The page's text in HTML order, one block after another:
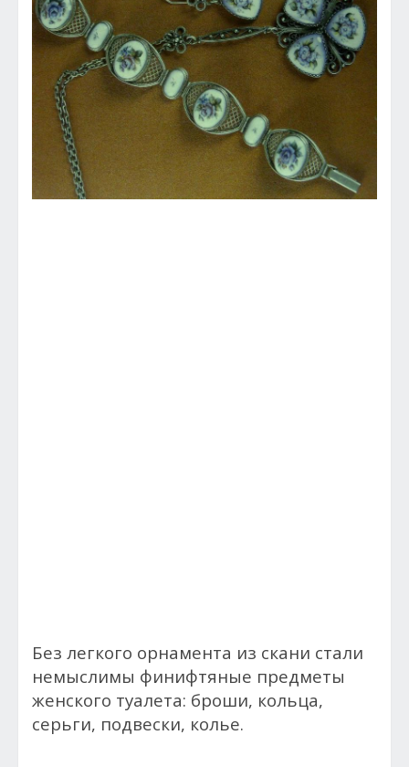
Без легкого орнамента из скани стали
немыслимы финифтяные предметы
женского туалета: броши, кольца,
серьги, подвески, колье.